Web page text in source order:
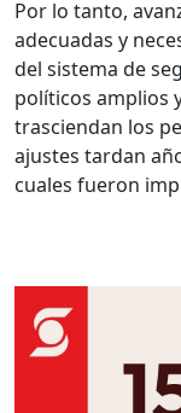
Por lo tanto,
adecuadas y
del sistema de
políticos amplios
trasciendan los
ajustes tardan
cuales fueron